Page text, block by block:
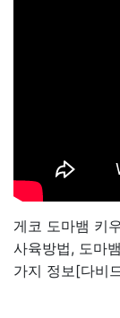
게코 도마뱀 키
사육방법, 도마
가지 정보[다비